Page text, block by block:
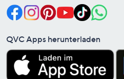
QVC Apps herunterladen